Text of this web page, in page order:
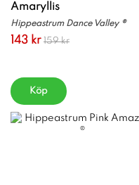
Amaryllis
Hippeastrum Dance Valley ®
143 kr 159 kr
Köp